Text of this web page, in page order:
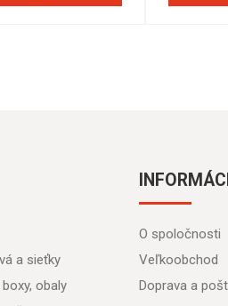
a sieťky
obaly
O spoločnosti
Veľkoobchod
Doprava a